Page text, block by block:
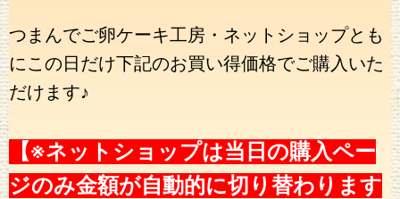
つまんでご卵ケーキ工房・ネットショップとも
にこの日だけ下記のお買い得価格でご購入いた
だけます♪
【※ネットショップは当日の購入ペー
ジのみ金額が自動的に切り替わります